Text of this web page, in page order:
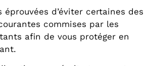
d’éviter certaines des
commises par les
afin de vous protéger en